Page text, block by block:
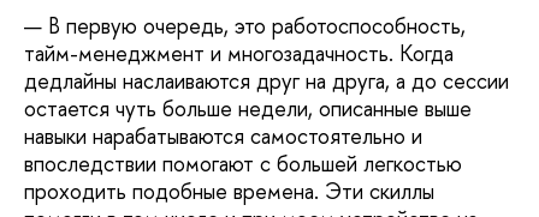
— В первую очередь, это работоспособность,
тайм-менеджмент и многозадачность. Когда
дедлайны наслаиваются друг на друга, а до сессии
остается чуть больше недели, описанные выше
навыки нарабатываются самостоятельно и
впоследствии помогают с большей легкостью
проходить подобные времена. Эти скиллы